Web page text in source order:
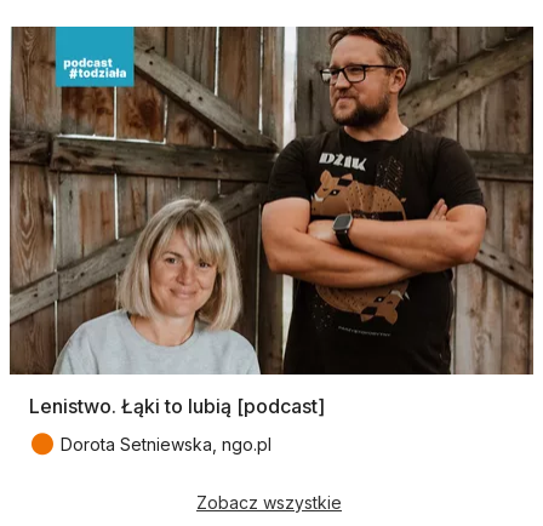
Lenistwo. Łąki to lubią [podcast]
● Dorota Setniewska, ngo.pl
Zobacz wszystkie